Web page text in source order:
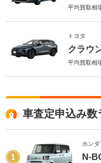
平均買取相
トヨタ
クラウ
平均買取相
車査定申込み
1
ホンダ
N-